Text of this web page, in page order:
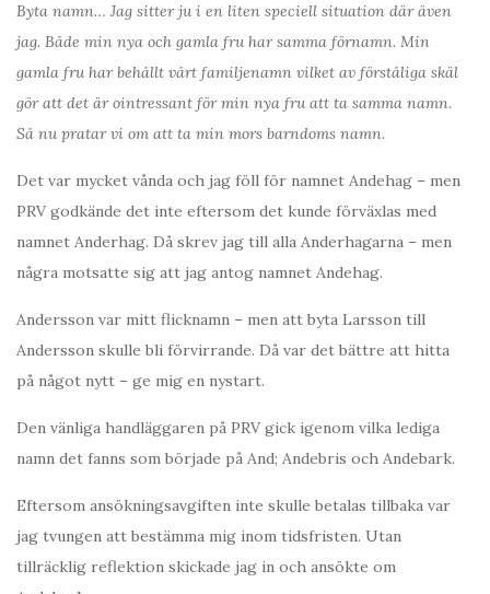
Byta namn… Jag sitter ju i en liten speciell situation där även
jag. Både min nya och gamla fru har samma förnamn. Min
gamla fru har behållt vårt familjenamn vilket av förståliga skäl
gör att det är ointressant för min nya fru att ta samma namn.
Så nu pratar vi om att ta min mors barndoms namn.
Det var mycket vånda och jag föll för namnet Andehag – men
PRV godkände det inte eftersom det kunde förväxlas med
namnet Anderhag. Då skrev jag till alla Anderhagarna – men
några motsatte sig att jag antog namnet Andehag.
Andersson var mitt flicknamn – men att byta Larsson till
Andersson skulle bli förvirrande. Då var det bättre att hitta
på något nytt – ge mig en nystart.
Den vänliga handläggaren på PRV gick igenom vilka lediga
namn det fanns som började på And; Andebris och Andebark.
Eftersom ansökningsavgiften inte skulle betalas tillbaka var
jag tvungen att bestämma mig inom tidsfristen. Utan
tillräcklig reflektion skickade jag in och ansökte om